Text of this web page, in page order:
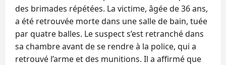
des brimades répétées. La victime, âgée de 36 ans,
a été retrouvée morte dans une salle de bain, tuée
par quatre balles. Le suspect s’est retranché dans
sa chambre avant de se rendre à la police, qui a
retrouvé l’arme et des munitions. Il a affirmé que